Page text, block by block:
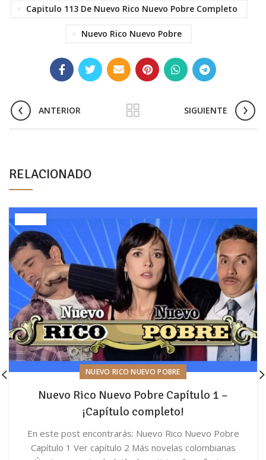
Capitulo 113 De Nuevo Rico Nuevo Pobre Completo
Nuevo Rico Nuevo Pobre
ANTERIOR SIGUIENTE
RELACIONADO
NUEVO RICO NUEVO POBRE
Nuevo Rico Nuevo Pobre Capítulo 1 –
¡Capítulo completo!
En este post encontrarás: Nuevo Rico Nuevo Pobre
Capítulo 1 Ver capítulo 2 Más novelas colombianas